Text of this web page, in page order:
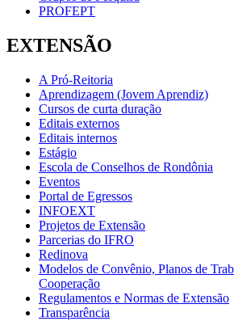
PROFEPT
EXTENSÃO
A Pró-Reitoria
Aprendizagem (Jovem Aprendiz)
Cursos de curta duração
Editais externos
Editais internos
Estágio
Escola de Conselhos de Rondônia
Eventos
Portal de Egressos
INFOEXT
Projetos de Extensão
Parcerias do IFRO
Redinova
Modelos de Convênio, Planos de
Cooperação
Regulamentos e Normas de Extensão
Transparência